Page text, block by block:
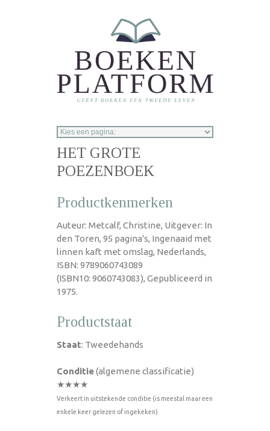
HET GROTE
POEZENBOEK
Productkenmerken
Auteur: Metcalf, Christine, Uitgever: In
den Toren, 95 pagina's, Ingenaaid met
linnen kaft met omslag, Nederlands,
ISBN: 9789060743089
(ISBN10: 9060743083), Gepubliceerd in
1975.
Productstaat
Staat: Tweedehands
Conditie(algemene classificatie)
★★★★
Verkeert in uitstekende conditie (is meestal maar een
enkele keer gelezen of ingekeken)